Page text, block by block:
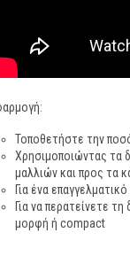
Τοποθετήστε την
Χρησιμοποιώντας τα
μαλλιών και προς τα
Για ένα
Για να περατείνετε
μορφή ή compact